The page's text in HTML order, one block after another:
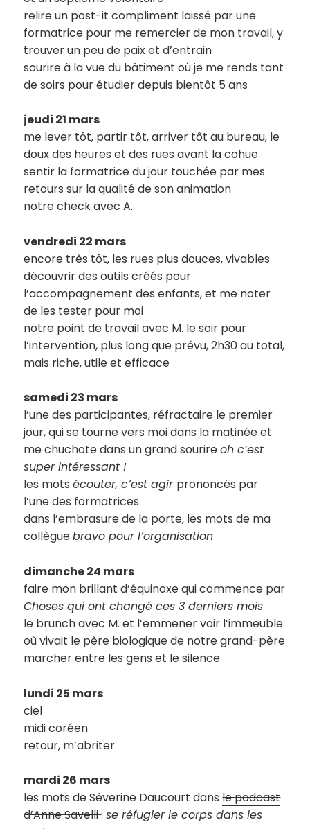
relire un post-it compliment laissé par une
formatrice pour me remercier de mon travail, y
trouver un peu de paix et d’entrain
sourire à la vue du bâtiment où je me rends tant
de soirs pour étudier depuis bientôt 5 ans
jeudi 21 mars
me lever tôt, partir tôt, arriver tôt au bureau, le
doux des heures et des rues avant la cohue
sentir la formatrice du jour touchée par mes
retours sur la qualité de son animation
notre check avec A.
vendredi 22 mars
encore très tôt, les rues plus douces, vivables
découvrir des outils créés pour
l’accompagnement des enfants, et me noter
de les tester pour moi
notre point de travail avec M. le soir pour
l’intervention, plus long que prévu, 2h30 au total,
mais riche, utile et efficace
samedi 23 mars
l’une des participantes, réfractaire le premier
jour, qui se tourne vers moi dans la matinée et
me chuchote dans un grand sourireoh c’est
super intéressant !
les motsécouter, c’est agir prononcés par
l’une des formatrices
dans l’embrasure de la porte, les mots de ma
collèguebravo pour l’organisation
dimanche 24 mars
faire mon brillant d’équinoxe qui commence par
Choses qui ont changé ces 3 derniers mois
le brunch avec M. et l’emmener voir l’immeuble
où vivait le père biologique de notre grand-père
marcher entre les gens et le silence
lundi 25 mars
ciel
midi coréen
retour, m’abriter
mardi 26 mars
les mots de Séverine Daucourt dansle podcast
d’Anne Savelli:se réfugier le corps dans les